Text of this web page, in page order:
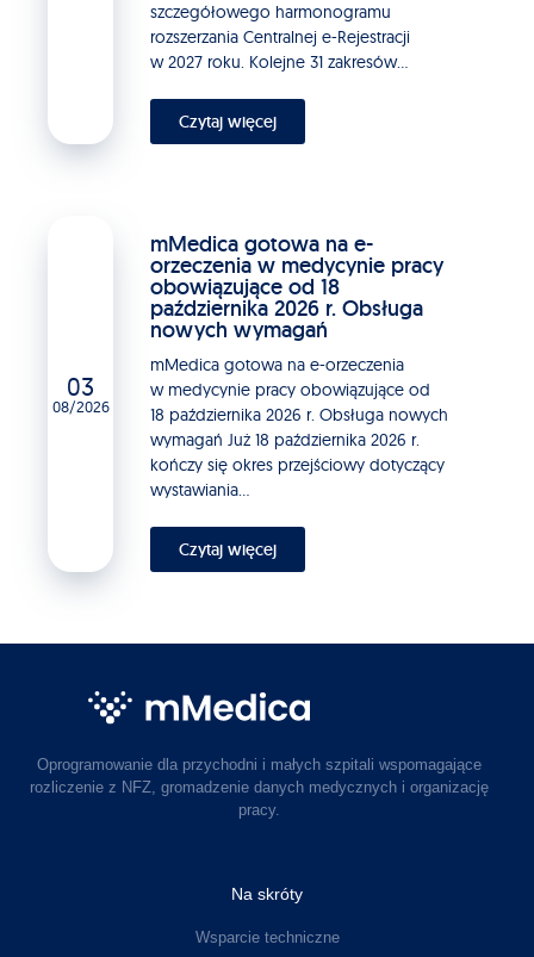
szczegółowego harmonogramu
rozszerzania Centralnej e-Rejestracji
w 2027 roku. Kolejne 31 zakresów...
Czytaj więcej
03
08/2026
mMedica gotowa na e-
orzeczenia w medycynie pracy
obowiązujące od 18
października 2026 r. Obsługa
nowych wymagań
mMedica gotowa na e-orzeczenia
w medycynie pracy obowiązujące od
18 października 2026 r. Obsługa nowych
wymagań Już 18 października 2026 r.
kończy się okres przejściowy dotyczący
wystawiania...
Czytaj więcej
Oprogramowanie dla przychodni i małych szpitali wspomagające
rozliczenie z NFZ, gromadzenie danych medycznych i organizację
pracy.
Na skróty
Wsparcie techniczne